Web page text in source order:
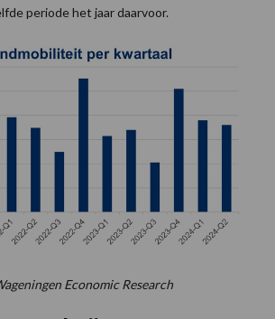
periode het jaar daarvoor.
Economic Research